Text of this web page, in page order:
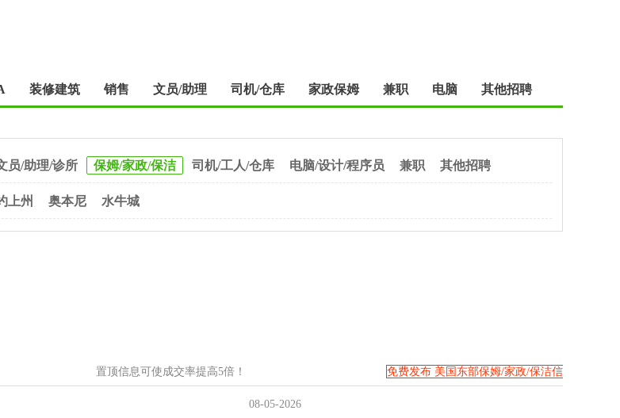
装修建筑 销售 文员/助理 司机/仓库 家政保姆 兼职 电脑 其他招聘
员/助理/诊所 保姆/家政/保洁 司机/工人/仓库 电脑/设计/程序员 兼职 其他招聘
上州 奥本尼 水牛城
置顶信息可使成交率提高5倍！ 免费发布 美国东部保姆/家政/保洁信
08-05-2026